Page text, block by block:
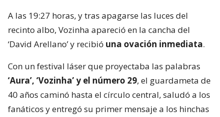
A las 19:27 horas, y tras apagarse las luces del
recinto albo, Vozinha apareció en la cancha del
‘David Arellano’ y recibió una ovación inmediata.
Con un festival láser que proyectaba las palabras
‘Aura’, ‘Vozinha’ y el número 29, el guardameta de
40 años caminó hasta el círculo central, saludó a los
fanáticos y entregó su primer mensaje a los hinchas